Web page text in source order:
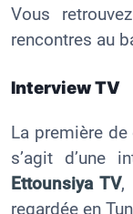
Vous
rencontres au
Interview TV
La première de
s’agit d’une
Ettounsiya TV,
regardée en